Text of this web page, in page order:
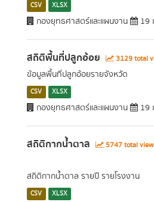
CSV XLSX
กองยุทธศาสตร์และแผนงาน 19
สถิติพื้นที่ปลูกอ้อย 3129 total
ข้อมูลพื้นที่ปลูกอ้อยรายจังหวัด
CSV XLSX
กองยุทธศาสตร์และแผนงาน 19
สถิติกากน้ำตาล 5747 total
สถิติกากน้ำตาล รายปี รายโรงงาน
CSV XLSX